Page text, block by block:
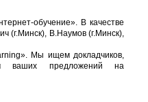
обучение». В качестве
(г.Минск), В.Наумов (г.Минск),
Мы ищем докладчиков,
ваших предложений на